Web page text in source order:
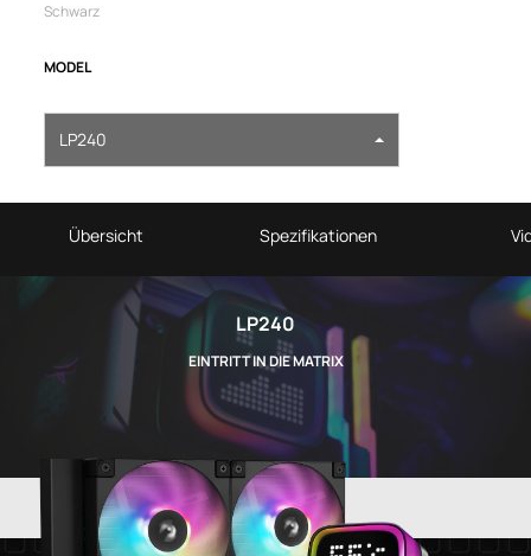
Schwarz
MODEL
LP240
Übersicht Spezifikationen
LP240
EINTRITT IN DIE MATRIX